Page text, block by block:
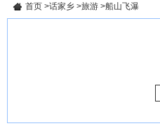
首页 >话家乡 >旅游 >船山飞瀑